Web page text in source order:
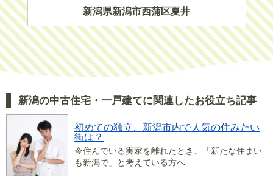
新潟県新潟市西蒲区夏井
新潟の中古住宅・一戸建てに関連したお役立ち記事
初めての独立、新潟市内で人気の住みたい
街は？
今住んでいる実家を離れたとき、「新たな住まい
も新潟で」と考えている方へ